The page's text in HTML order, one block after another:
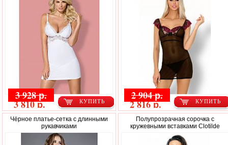
КУПИТЬ
3 928 р.
3 810 р. КУПИТЬ
2 904 р.
2 816 р.
Чёрное платье-сетка с длинными
рукавчиками
Полупрозрачная сорочка с
кружевными вставками Clotilde